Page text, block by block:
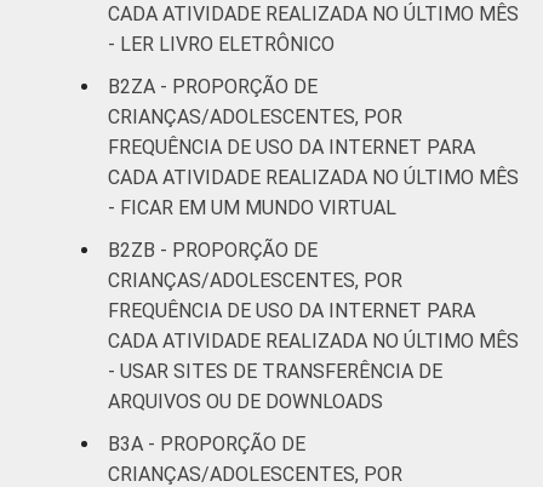
CADA ATIVIDADE REALIZADA NO ÚLTIMO MÊS
- LER LIVRO ELETRÔNICO
B2ZA - PROPORÇÃO DE
CRIANÇAS/ADOLESCENTES, POR
FREQUÊNCIA DE USO DA INTERNET PARA
CADA ATIVIDADE REALIZADA NO ÚLTIMO MÊS
- FICAR EM UM MUNDO VIRTUAL
B2ZB - PROPORÇÃO DE
CRIANÇAS/ADOLESCENTES, POR
FREQUÊNCIA DE USO DA INTERNET PARA
CADA ATIVIDADE REALIZADA NO ÚLTIMO MÊS
- USAR SITES DE TRANSFERÊNCIA DE
ARQUIVOS OU DE DOWNLOADS
B3A - PROPORÇÃO DE
CRIANÇAS/ADOLESCENTES, POR